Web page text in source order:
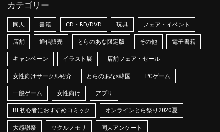
カテゴリー
同人 書籍 CD・BD/DVD 玩具 フェア・イベント
店舗 通信販売 とらのあな限定版 その他 電子書籍
キャンペーン イラスト展 店舗フェア・セール
女性向けサークル紹介 とらのあな×韓国 PCゲーム
一般ゲーム 女性向け アプリ
BL初心者におすすめコミック オンラインとら祭り2020夏
大感謝祭 ツクルノモリ 同人アンケート